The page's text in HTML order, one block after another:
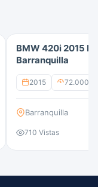
BMW 420i 2015
Barranquilla
2015 72.000
Barranquilla
710 Vistas